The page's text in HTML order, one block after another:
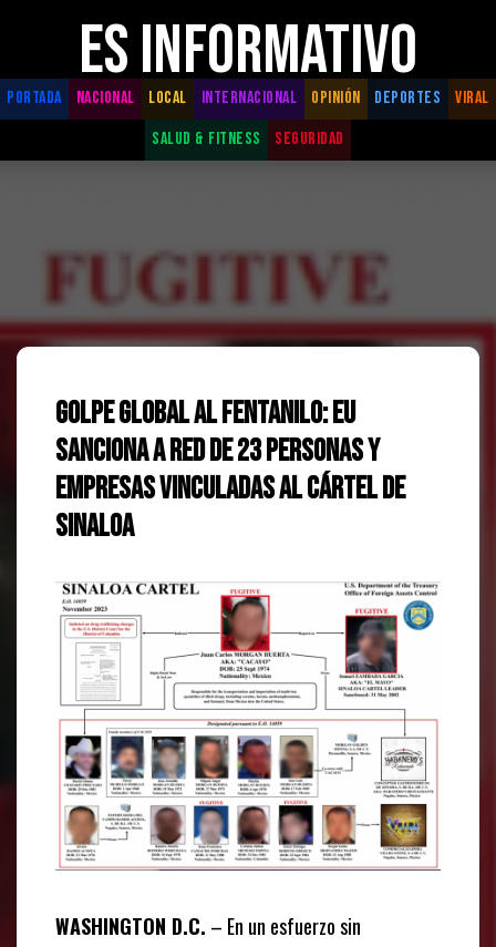
ES INFORMATIVO
PORTADA NACIONAL LOCAL INTERNACIONAL OPINIÓN DEPORTES
VIRAL
SALUD & FITNESS
SEGURIDAD
Golpe global al fentanilo: EU
sanciona a red de 23 personas y
empresas vinculadas al Cártel de
Sinaloa
WASHINGTON D.C. – En un esfuerzo sin